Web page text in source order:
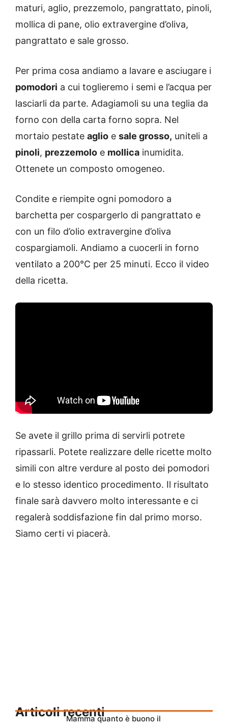
maturi, aglio, prezzemolo, pangrattato, pinoli,
mollica di pane, olio extravergine d’oliva,
pangrattato e sale grosso.
Per prima cosa andiamo a lavare e asciugare i
pomodori a cui toglieremo i semi e l’acqua per
lasciarli da parte. Adagiamoli su una teglia da
forno con della carta forno sopra. Nel
mortaio pestate aglio e sale grosso, uniteli a
pinoli, prezzemolo e mollica inumidita.
Ottenete un composto omogeneo.
Condite e riempite ogni pomodoro a
barchetta per cospargerlo di pangrattato e
con un filo d’olio extravergine d’oliva
cospargiamoli. Andiamo a cuocerli in forno
ventilato a 200°C per 25 minuti. Ecco il video
della ricetta.
Se avete il grillo prima di servirli potrete
ripassarli. Potete realizzare delle ricette molto
simili con altre verdure al posto dei pomodori
e lo stesso identico procedimento. Il risultato
finale sarà davvero molto interessante e ci
regalerà soddisfazione fin dal primo morso.
Siamo certi vi piacerà.
Articoli recentiMamma quanto è buono il